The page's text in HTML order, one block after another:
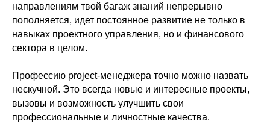
направлениям твой багаж знаний непрерывно
пополняется, идет постоянное развитие не только в
навыках проектного управления, но и финансового
сектора в целом.
Профессию рroject-менеджера точно можно назвать
нескучной. Это всегда новые и интересные проекты,
вызовы и возможность улучшить свои
профессиональные и личностные качества.